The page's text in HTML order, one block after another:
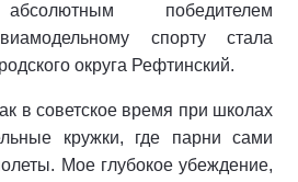
абсолютным победителем
спорту стала
округа Рефтинский.
в советское время при школах
кружки, где парни сами
Мое глубокое убеждение,